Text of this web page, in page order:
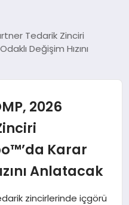
Tedarik Zinciri
Değişim Hızını
2026
Karar
Anlatacak
zincirlerinde içgörü